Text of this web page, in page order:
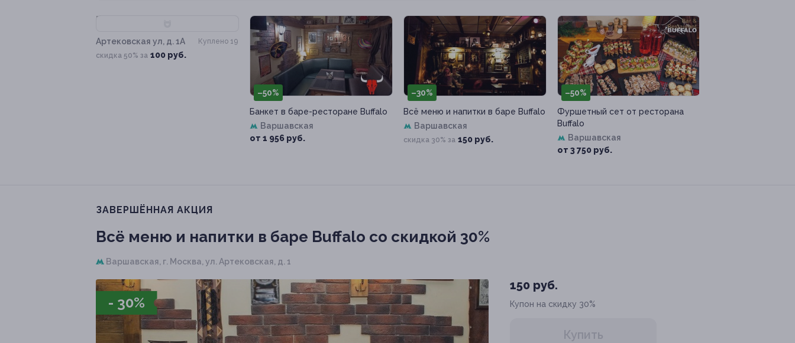
Артековская ул, д. 1А
скидка 50% за 100 руб.
Куплено 19
–50%
Банкет в баре-ресторане Buffalo
Варшавская
от 1 956 руб.
–30%
Всё меню и напитки в баре Buffalo
Варшавская
скидка 30% за 150 руб.
–50%
Фуршетный сет от ресторана
Buffalo
Варшавская
от 3 750 руб.
ЗАВЕРШЁННАЯ АКЦИЯ
Всё меню и напитки в баре Buffalo со скидкой 30%
Варшавская, г. Москва, ул. Артековская, д. 1
- 30%
150 руб.
Купон на скидку 30%
Купить